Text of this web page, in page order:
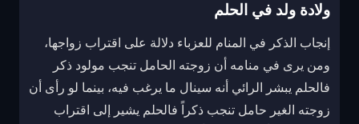
ولادة ولد في الحلم
إنجاب الذكر في المنام للعزباء دلالة على اقتراب زواجها،
ومن يرى في منامه أن زوجته الحامل تنجب مولود ذكر
فالحلم يبشر الرائي أنه سينال ما يرغب فيه، بينما لو رأى أن
زوجته الغير حامل تنجب ذكراً فالحلم يشير إلى اقتراب